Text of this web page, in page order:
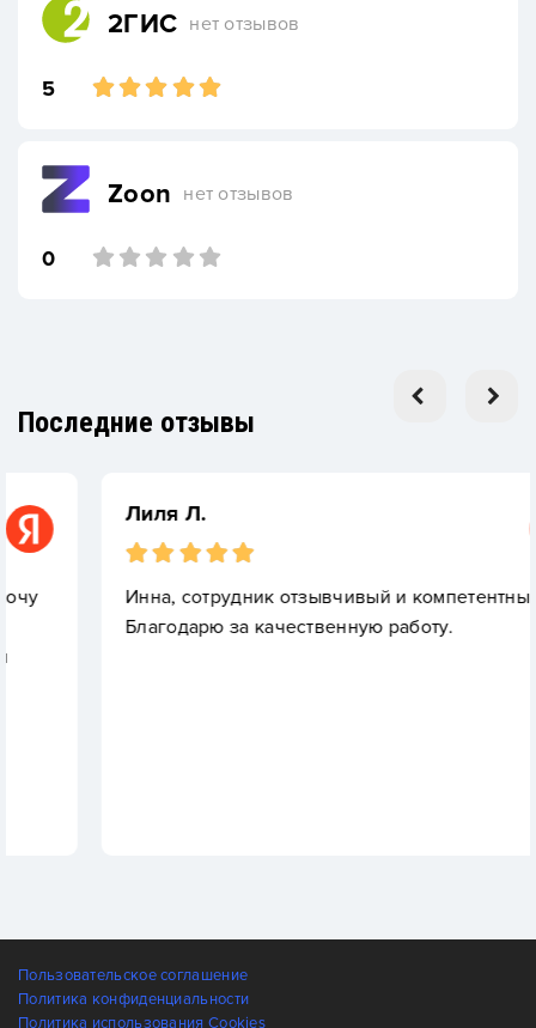
2ГИС нет отзывов
5
Zoon нет отзывов
0
Последние отзывы
Лиля Л.
Инна, сотрудник отзывчивый и компетентный.
Благодарю за качественную работу.
Пользовательское соглашение
Политика конфиденциальности
Политика использования Cookies